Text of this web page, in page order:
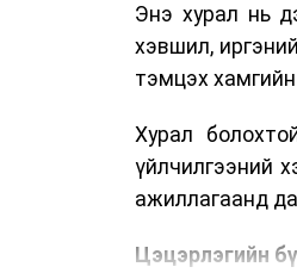
Энэ хурал нь
хэвшил,
тэмцэх
Хурал
үйлчилгээний
ажиллагаанд
Цэцэрлэгийн